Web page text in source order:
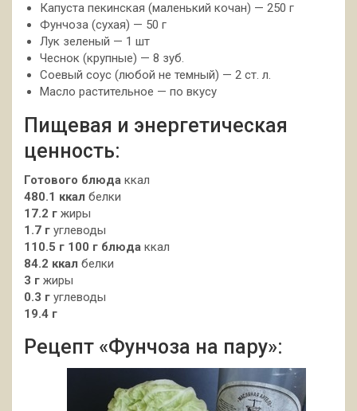
Капуста пекинская (маленький кочан) — 250 г
Фунчоза (сухая) — 50 г
Лук зеленый — 1 шт
Чеснок (крупные) — 8 зуб.
Соевый соус (любой не темный) — 2 ст. л.
Масло растительное — по вкусу
Пищевая и энергетическая
ценность:
Готового блюда ккал
480.1 ккал белки
17.2 г жиры
1.7 г углеводы
110.5 г 100 г блюда ккал
84.2 ккал белки
3 г жиры
0.3 г углеводы
19.4 г
Рецепт «Фунчоза на пару»: